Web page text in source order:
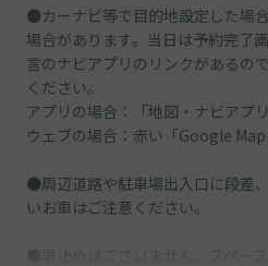
●カーナビ等で目的地設定した場
場合があります。当日は予約完了
言のナビアプリのリンクがあるの
ください。
アプリの場合：「地図・ナビアプ
ウェブの場合：赤い「Google
●周辺道路や駐車場出入口に段差
いお車はご注意ください。